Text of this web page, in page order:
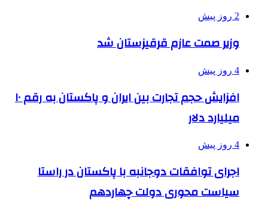
2 روز پیش
وزیر صمت عازم قرقیزستان شد
4 روز پیش
افزایش حجم تجارت بین ایران و پاکستان به رقم ۱۰
میلیارد دلار
4 روز پیش
اجرای توافقات دوجانبه با پاکستان در راستا
سیاست محوری دولت چهاردهم